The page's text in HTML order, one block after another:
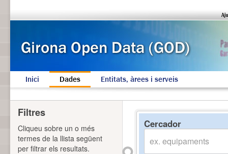
Inici Dades Entitats, àrees i serveis
Cercador
Filtres
Cliqueu sobre un o més
termes de la llista següent
per filtrar els resultats.